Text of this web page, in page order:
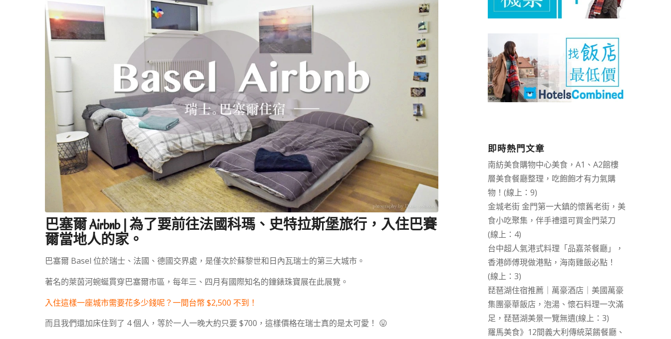
巴塞爾 Airbnb | 為了要前往法國科瑪、史特拉斯堡旅行，入住巴賽
爾當地人的家。
巴塞爾 Basel 位於瑞士、法國、德國交界處，是僅次於蘇黎世和日內瓦瑞士的第三大城市。
著名的萊茵河蜿蜒貫穿巴塞爾市區，每年三、四月有國際知名的鐘錶珠寶展在此展覽。
入住這樣一座城市需要花多少錢呢？一間台幣 $2,500 不到！
而且我們還加床住到了 4 個人，等於一人一晚大約只要 $700，這樣價格在瑞士真的是太可愛！ 😛
即時熱門文章
南紡美食購物中心美食，A1、A2館樓
層美食餐廳整理，吃飽飽才有力氣購
物！(線上：9)
金城老街 金門第一大鎮的懷舊老街，美
食小吃聚集，伴手禮還可買金門菜刀
(線上：4)
台中超人氣港式料理「品嘉茶餐廳」，
香港師傅現做港點，海南雞飯必點！
(線上：3)
琵琶湖住宿推薦｜萬豪酒店｜美國萬豪
集團豪華飯店，泡湯、懷石料理一次滿
足，琵琶湖美景一覽無遺(線上：3)
羅馬美食》12間義大利傳統菜餚餐廳、